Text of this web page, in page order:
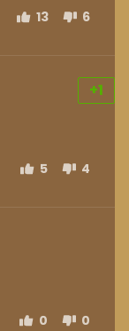
13 6
+1
5 4
0 0